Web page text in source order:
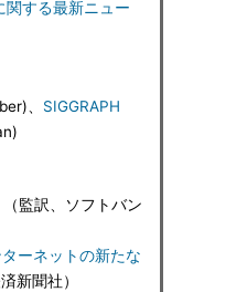
する最新ニュー
、 SIGGRAPH
（監訳、ソフトバン
ーネットの新たな
新聞社）